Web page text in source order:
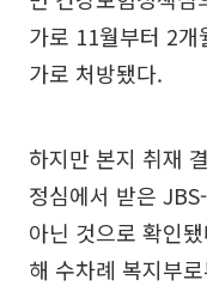
가로 11월부터 2
가로 처방됐다.
하지만 본지 취재
정심에서 받은
아닌 것으로 확인
해 수차례 복지부